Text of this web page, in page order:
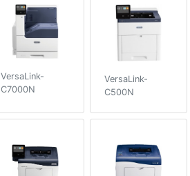
VersaLink-
C7000N
VersaLink-
C500N